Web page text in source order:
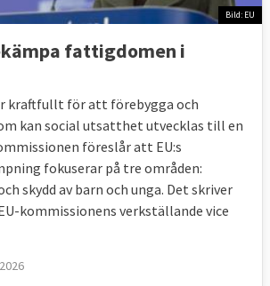
Bild: EU
fattigdomen i
kraftfullt för att förebygga och
kan social utsatthet utvecklas till en
föreslår att EU:s
fokuserar på tre områden:
skydd av barn och unga. Det skriver
kommissionens verkställande vice